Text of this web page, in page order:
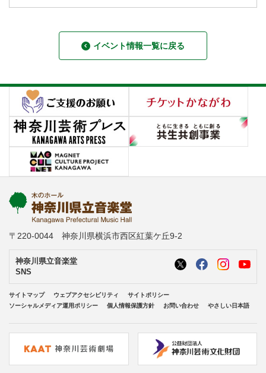
イベント情報一覧に戻る
〒220-0044 神奈川県横浜市西区紅葉ケ丘9-2
神奈川県立音楽堂
SNS
サイトマップ ウェブアクセシビリティ
サイトポリシー
ソーシャルメディア運用ポリシー
個人情報保護方針 お問い合わせ やさしい日本語